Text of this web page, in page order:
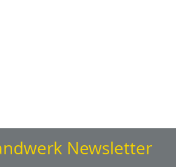
Newsletter